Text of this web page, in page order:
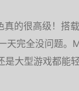
的很高级！搭
天完全没问题
是大型游戏都能